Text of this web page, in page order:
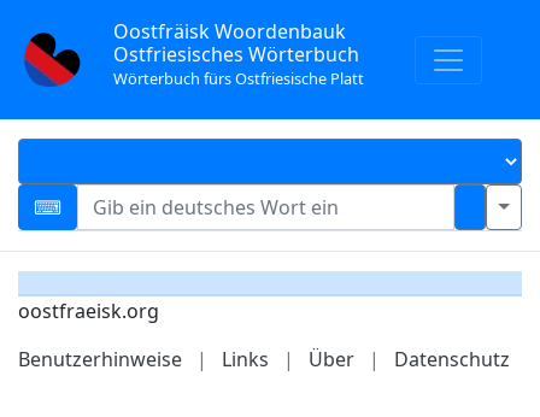
Oostfräisk Woordenbauk
Ostfriesisches Wörterbuch
Wörterbuch fürs Ostfriesische Platt
oostfraeisk.org
Benutzerhinweise
| Links | Über | Datenschutz